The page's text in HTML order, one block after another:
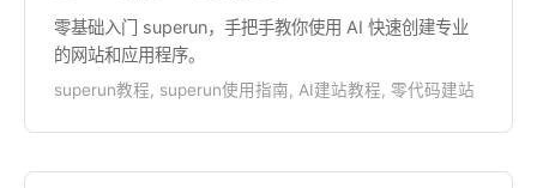
零基础入门 superun，手把手教你使用 AI 快速创建专业
的网站和应用程序。
superun教程, superun使用指南, AI建站教程, 零代码建站